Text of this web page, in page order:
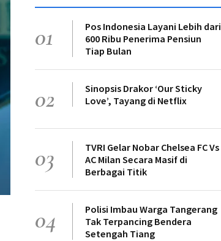
01
Pos Indonesia Layani Lebih dari
600 Ribu Penerima Pensiun
Tiap Bulan
02
Sinopsis Drakor ‘Our Sticky
Love’, Tayang di Netflix
03
TVRI Gelar Nobar Chelsea FC Vs
AC Milan Secara Masif di
Berbagai Titik
04
Polisi Imbau Warga Tangerang
Tak Terpancing Bendera
Setengah Tiang